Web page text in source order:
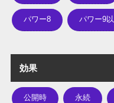
パワー8 パワー9
効果
公開時 永続